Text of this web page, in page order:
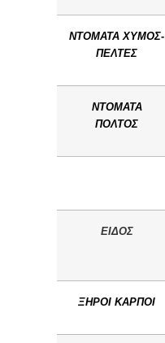
ΝΤΟΜΑΤΑ ΧΥΜΟΣ-
ΠΕΛΤΕΣ
ΝΤΟΜΑΤΑ
ΠΟΛΤΟΣ
ΕΙΔΟΣ
ΞΗΡΟΙ ΚΑΡΠΟΙ